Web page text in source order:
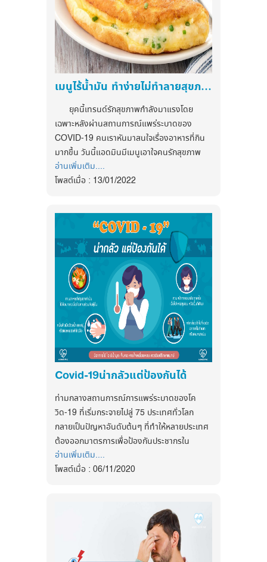
Facebook
: https://www.facebook.com/myhealthfirstofficial
tiktok : @myhealthfirst_mhf
-รักษาโรคนอนไม่หลับ (Insomnia)
- รักษาความผิดปกติของนาฬิกาชีวภาพ
- รักษากลุ่มอาการนอนหลับผิดเวลา
(Delayed sleep phase syndrome) อาการ
ของโรคนี้คือไม่สามารถนอนหลับก่อนเวลาตีสอง
- บรรเทาอาการง่วงนอนเนื่องจากเจ็ทแลค
(Jet lag)
- ช่วยคนที่ทำงานเป็นกะ (Shift work) ให้
นอนหลับได้ง่ายขึ้น
การใช้อาหารเสริมหรือยาที่มีเมลาโทนิน เป็นระยะ
เวลานานติดต่อกัน อาจทำให้เกิดอาการข้างเคียง
ดังนั้นไม่ควรซื้อเมลาโทนินมารับประทานเอง
แพทย์เท่านั้น
ติดตามข่าวสารสุขภาพและนวัตกรรมด้าน
สุขภาพ ได้ที่
:https://www.facebook.com/myhealthfirstofficial
tiktok : @myhealthfirst_mhf
เมนูไร้น้ำมัน ทำง่ายไม่ทำลายสุขภาพ
ยุคนี้เทรนด์รักสุขภาพกำลังมาแรงโดย
เฉพาะหลังผ่านสถานการณ์แพร่ระบาดของ
COVID-19 คนเราหันมาสนใจเรื่องอาหารที่กิน
มากขึ้น วันนี้แอดมินมีเมนูเอาใจคนรักสุขภาพ
มาเเนะนำกันค่ะ
-หัวหอม 2 หัว
-พริกไทยเม็ด ครึ่งช้อนชา
-กะปิ ครึ่งช้อนชา
-น้ำปลา ครึ่งช้อนชา
-น้ำสต๊อก1 ถ้วยตวง
-กุ้งสด -ผัก : ฟักทอง บวบเหลี่ยม ข้าวโพด
อ่อน เห็ดนางฟ้า ใบแมงลัก
วิธีทำ
1.โขลกหัวหอม พริกไทย กะปิ กุ้งแห้งให้
ละเอียด
2.ตั้งน้ำสต๊อกพอเดือด แล้วใส่เครื่อแกงที่
3.ปรุงรสด้วยน้าปลา พอเดือดใส่ผักต่างๆ
โดยใส่ผักที่สุกยากก่อน
4.เติมกุ้ง ปิดไฟ
ต้มข่า (พลังงาน 115 kcal)
ส่วนประกอบ
-ตะไคร้หั่นแฉลบ 2 ต้น - น้ำมะนาว 2 ช้อน
-นมพร่องมันเนย 100 มล. - น้ำซุป 200
มล. -ซีอิ้วขาว 1 ช้อนชา - พริกขี้หนู 4 เม็ด
อ่านเพิ่มเติม....
โพสต์เมื่อ : 13/01/2022
Covid-19น่ากลัวแต่ป้องกันได้
ท่ามกลางสถานการณ์การแพร่ระบาดของโค
วิด-19 ที่เริ่มกระจายไปสู่ 75 ประเทศทั่วโลก
กลายเป็นปัญหาอันดับต้นๆ ที่ทำให้หลายประเทศ
ต้องออกมาตรการเพื่อป้องกันประชากรใน
ประเทศของตัวเองจากโรคโควิด-19 ให้ได้มาก
ที่สุด จึงอาจทำให้หลายคนเกิดความกังวลว่า
1.ไม่เอาตัวเองไปอยู่ในสถานที่ที่คนหนา
อ่านเพิ่มเติม....
โพสต์เมื่อ : 06/11/2020